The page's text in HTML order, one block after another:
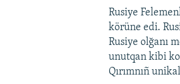
Rusiye
körüne edi.
Rusiye olğanı
unutqan kibi
Qırımnıñ